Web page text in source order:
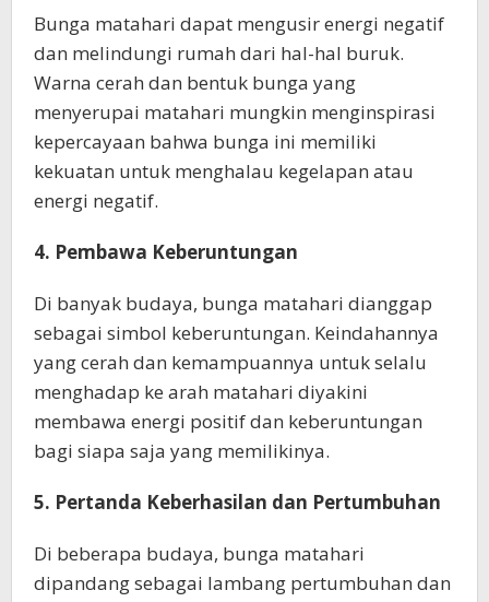
Bunga matahari dapat mengusir energi negatif
dan melindungi rumah dari hal-hal buruk.
Warna cerah dan bentuk bunga yang
menyerupai matahari mungkin menginspirasi
kepercayaan bahwa bunga ini memiliki
kekuatan untuk menghalau kegelapan atau
energi negatif.
4. Pembawa Keberuntungan
Di banyak budaya, bunga matahari dianggap
sebagai simbol keberuntungan. Keindahannya
yang cerah dan kemampuannya untuk selalu
menghadap ke arah matahari diyakini
membawa energi positif dan keberuntungan
bagi siapa saja yang memilikinya.
5. Pertanda Keberhasilan dan Pertumbuhan
Di beberapa budaya, bunga matahari
dipandang sebagai lambang pertumbuhan dan